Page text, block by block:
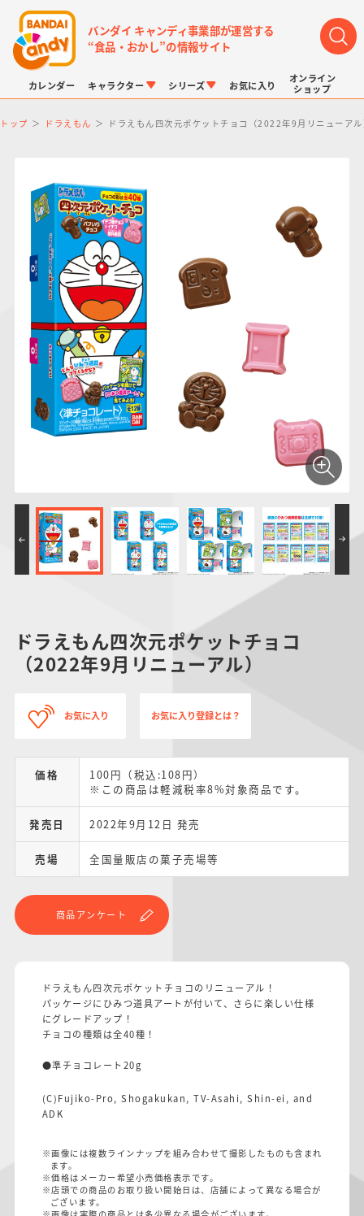
バンダイ キャンディ事業部が運営する
“食品・おかし”の情報サイト
カレンダー キャラクター
LINK TRAVELERS
仮面ライダーシリー
ズ
PROJECT R.E.D.・
スーパー戦隊シリー
ズ
プリキュアシリーズ
ガンダムシリーズ
ポケットモンスター
ドラゴンボール
アンパンマン
サンリオキャラクタ
ーズ
シリーズ
チョコボックス
キャラパキ
つりグミ
にふぉるめーしょん
＆スクエアシール
SMPシリーズ
ポケモンキッズ
ポケモンスケールワ
キャラデコ
お気に入り
オンライン
ショップ
トップ ドラえもん ドラえもん四次元ポケットチョコ（2022年9月リニューア
ドラえもん四次元ポケットチョコ
（2022年9月リニューアル）
お気に入り お気に入り登録とは？
価格
100円（税込:108円）
※この商品は軽減税率8%対象商品です。
発売日 2022年9月12日 発売
売場 全国量販店の菓子売場等
商品アンケート
ドラえもん四次元ポケットチョコのリニューアル！
パッケージにひみつ道具アートが付いて、さらに楽しい仕様
にグレードアップ！
チョコの種類は全40種！
●準チョコレート20g
(C)Fujiko-Pro, Shogakukan, TV-Asahi, Shin-ei, and
ADK
※画像には複数ラインナップを組み合わせて撮影したものも含まれ
ます。
※価格はメーカー希望小売価格表示です。
※店頭での商品のお取り扱い開始日は、店舗によって異なる場合が
ございます。